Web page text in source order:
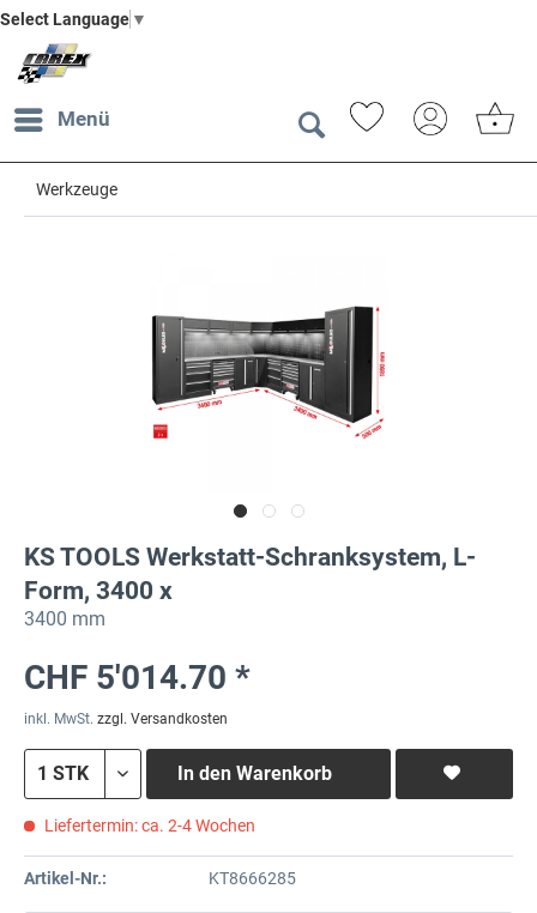
Select Language ▼
Menü
Werkzeuge
KS TOOLS Werkstatt-Schranksystem, L-
Form, 3400 x
3400 mm
CHF 5'014.70 *
inkl. MwSt. zzgl. Versandkosten
In den Warenkorb
Liefertermin: ca. 2-4 Wochen
Artikel-Nr.: KT8666285